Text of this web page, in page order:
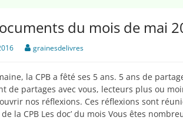
avec
le
sourire
du mois de mai
grainesdelivres
la CPB a fêté ses 5 ans. 5 ans de
de partages avec vous, lecteurs plus ou
nos réflexions. Ces réflexions sont
la CPB Les doc’ du mois Vous êtes